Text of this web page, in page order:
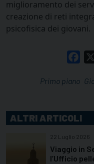
miglioramento dei
creazione di reti
psicofisica dei giovani.
Primo piano
ALTRI ARTICOLI
22 Luglio 2026
Viaggio in
l’Ufficio